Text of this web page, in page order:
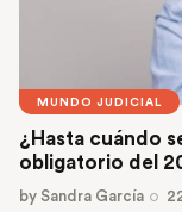
MUNDO JUDICIAL
¿Hasta cuándo
obligatorio del
by Sandra García